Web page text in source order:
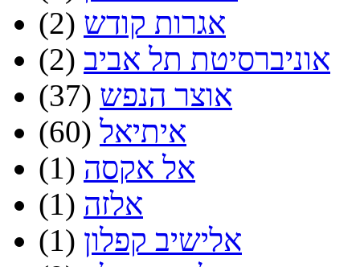
אגרות קודש (2)
אוניברסיטת תל אביב (2)
אוצר הנפש (37)
איתיאל (60)
אל אקסה (1)
אלזה (1)
אלישיב קפלון (1)